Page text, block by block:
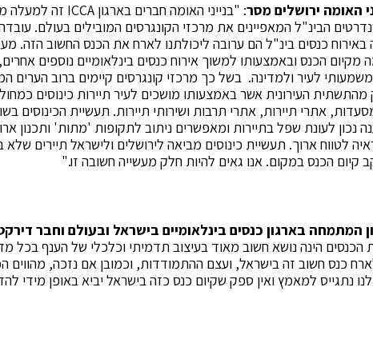
האומה ירושלים מסר
הבינ"ל המאפיינים את מרכזי הקונגרסים המובילים בעולם.
באירוח כנסים בינ"ל הם ערובה ליכולתנו לארח את הכנס החשוב הזה.
מקיום הכנס ובאמצעותו למשוך אירוח כנסים בינלאומיים נוספים אחרים,
לעיר ולמדינה. בשל כך מרכזי קונגרסים קיימים ברוב הערים
העירונית אשר באמצעותו מושכים לעיר תיירות כינוסים
אתרי תיירות, אתרי תרבות ושירותי תיירות. תעשיית הכינוסים
נכון לעונת שפל בתיירות ומאפשרים ניתוב לתקופות 'מתות' ותכנון
לטווח ארוך. תעשיית כינוסים מביאה לירושלים ולישראל תיירים שלא
קיום הכנס במקום. אנו גאים להיות חלק מעשייה חשובה זו."
המתמחה בארגון כנסים בינלאומיים בישראל ובעולם וחבר
הכנסים הינה נושא חשוב מאוד בעיצוב תדמיתי וכלכלי של הענף בכל
כנס חשוב זה בישראל, ועצם ההתמודדות, וכמובן אם נזכה, מהווים
נתגייס למאמץ ואין ספק שקיום כנס כזה בישראל יביא באופן מידי